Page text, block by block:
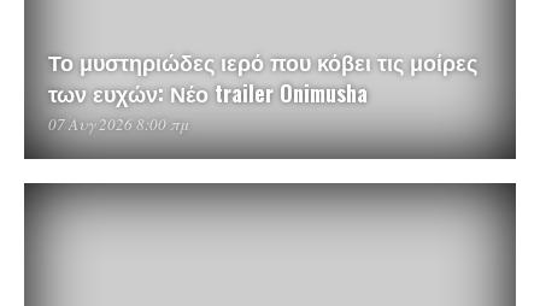
Το μυστηριώδες ιερό που κόβει τις μοίρες
των ευχών: Νέο trailer Onimusha
07 Αυγ 2026 8:00 πμ